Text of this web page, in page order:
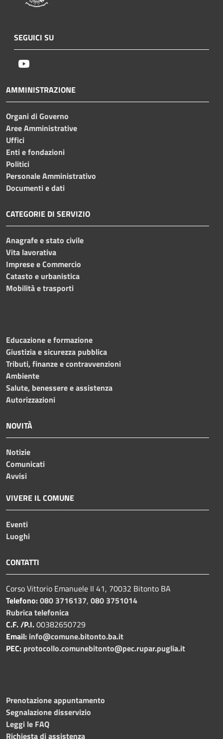
SEGUICI SU
AMMINISTRAZIONE
Organi di Governo
Aree Amministrative
Uffici
Enti e fondazioni
Politici
Personale Amministrativo
Documenti e dati
CATEGORIE DI SERVIZIO
Anagrafe e stato civile
Vita lavorativa
Imprese e Commercio
Catasto e urbanistica
Mobilità e trasporti
Educazione e formazione
Giustizia e sicurezza pubblica
Tributi, finanze e contravvenzioni
Ambiente
Salute, benessere e assistenza
Autorizzazioni
NOVITÀ
Notizie
Comunicati
Avvisi
VIVERE IL COMUNE
Eventi
Luoghi
CONTATTI
Corso Vittorio Emanuele II 41, 70032 Bitonto BA
Telefono:080 3716137, 080 3751014
Rubrica telefonica
C.F. /P.I.00382650729
Email: info@comune.bitonto.ba.it
PEC: protocollo.comunebitonto@pec.rupar.puglia.it
Prenotazione appuntamento
Segnalazione disservizio
Leggi le FAQ
Richiesta di assistenza